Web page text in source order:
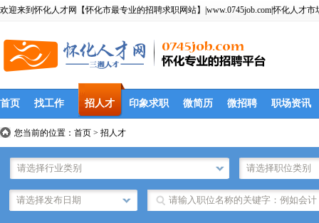
欢迎来到怀化人才网【怀化市最专业的招聘求职网站】|www.0745job.com|怀化人才
首页 找工作 招人才 印象求职 微简历 微招聘 职场资讯
您当前的位置： 首页 > 招人才